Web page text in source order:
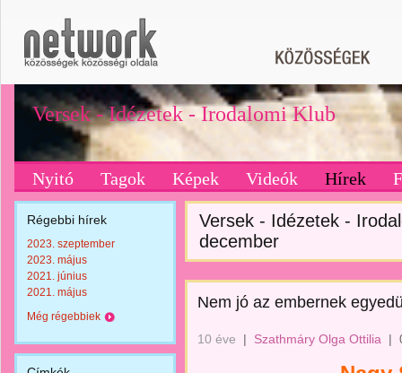
Versek - Idézetek - Irodalomi Klub
Nyitó Tagok Képek Videók Hírek
Régebbi hírek
2023. szeptember
2023. május
2021. június
2021. május
Még régebbiek
Versek - Idézetek -
december
Nem jó az embernek
10 éve | Szathmáry Olga Ottilia |